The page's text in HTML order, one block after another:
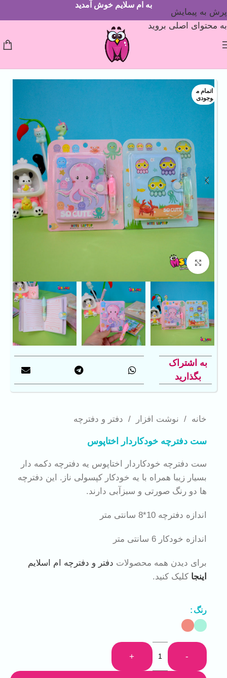
پرش به پیمایش
به محتوای اصلی بروید
به ام سلایم خوش آمدید
خانه / نوشت افزار / دفتر و دفترچه
ست دفترچه خودکاردار اختاپوس
ست دفترچه خودکاردار اختاپوس یه دفترچه دکمه دار
بسیار زیبا همراه با یه خودکار کپسولی ناز. این دفترچه
ها دو رنگ صورتی و سبزآبی دارند.
اندازه دفترچه 10*8 سانتی متر
اندازه خودکار 6 سانتی متر
برای دیدن همه محصولات دفتر و دفترچه
ام اسلایم
اینجا کلیک کنید.
رنگ
-
+
اتمام م
وجودی
بزرگنمایی تصویر
به اشتراک
بگذارید